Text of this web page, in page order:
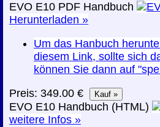
EVO E10 PDF Handbuch
Herunterladen »
Um das Hanbuch
diesem Link, sollte sich
können Sie dann auf
Preis: 349.00 €
EVO E10 Handbuch (HTML)
weitere Infos »